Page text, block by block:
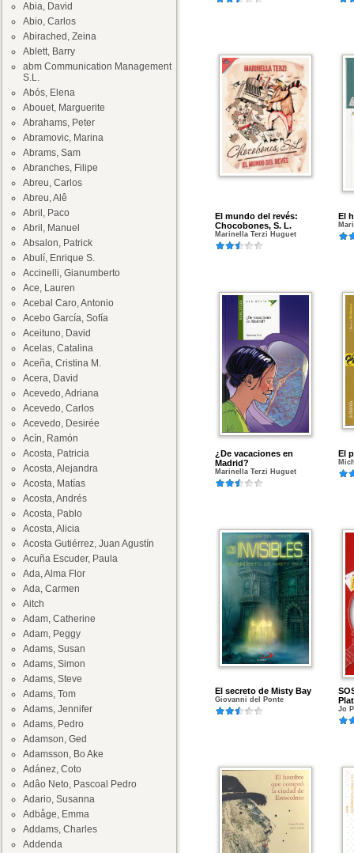
Abia, David
Abio, Carlos
Abirached, Zeina
Ablett, Barry
abm Communication Management
S.L.
Abós, Elena
Abouet, Marguerite
Abrahams, Peter
Abramovic, Marina
Abrams, Sam
Abranches, Filipe
Abreu, Carlos
Abreu, Alê
Abril, Paco
Abril, Manuel
Absalon, Patrick
Abulí, Enrique S.
Accinelli, Gianumberto
Ace, Lauren
Acebal Caro, Antonio
Acebo García, Sofía
Aceituno, David
Acelas, Catalina
Aceña, Cristina M.
Acera, David
Acevedo, Adriana
Acevedo, Carlos
Acevedo, Desirée
Acín, Ramón
Acosta, Patricia
Acosta, Alejandra
Acosta, Matías
Acosta, Andrés
Acosta, Pablo
Acosta, Alicia
Acosta Gutiérrez, Juan Agustín
Acuña Escuder, Paula
Ada, Alma Flor
Ada, Carmen
Aitch
Adam, Catherine
Adam, Peggy
Adams, Susan
Adams, Simon
Adams, Steve
Adams, Tom
Adams, Jennifer
Adams, Pedro
Adamson, Ged
Adamsson, Bo Ake
Adánez, Coto
Adâo Neto, Pascoal Pedro
Adario, Susanna
Adbåge, Emma
Addams, Charles
Addenda
El mundo del revés:
Chocobones, S. L.
Marinella Terzi Huguet
El
¿De vacaciones en
Madrid?
Marinella Terzi Huguet
El
El secreto de Misty Bay
Giovanni del Ponte
Jo